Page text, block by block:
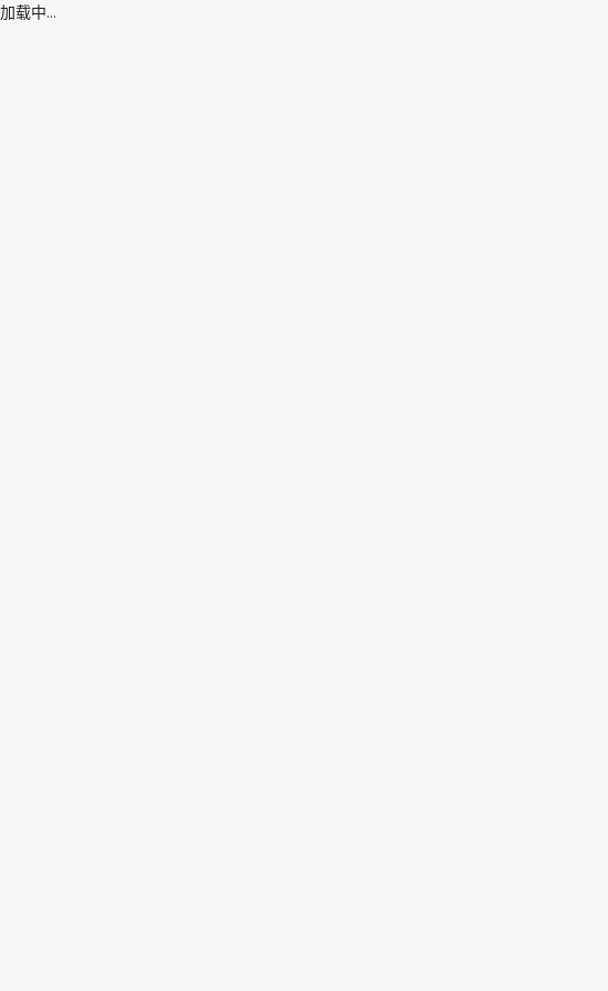
加载中...